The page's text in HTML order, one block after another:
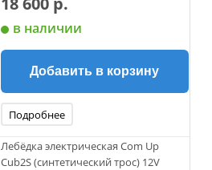
в наличии
Добавить в корзину
Подробнее
Лебёдка электрическая Com Up
Cub2S (синтетический трос) 12V